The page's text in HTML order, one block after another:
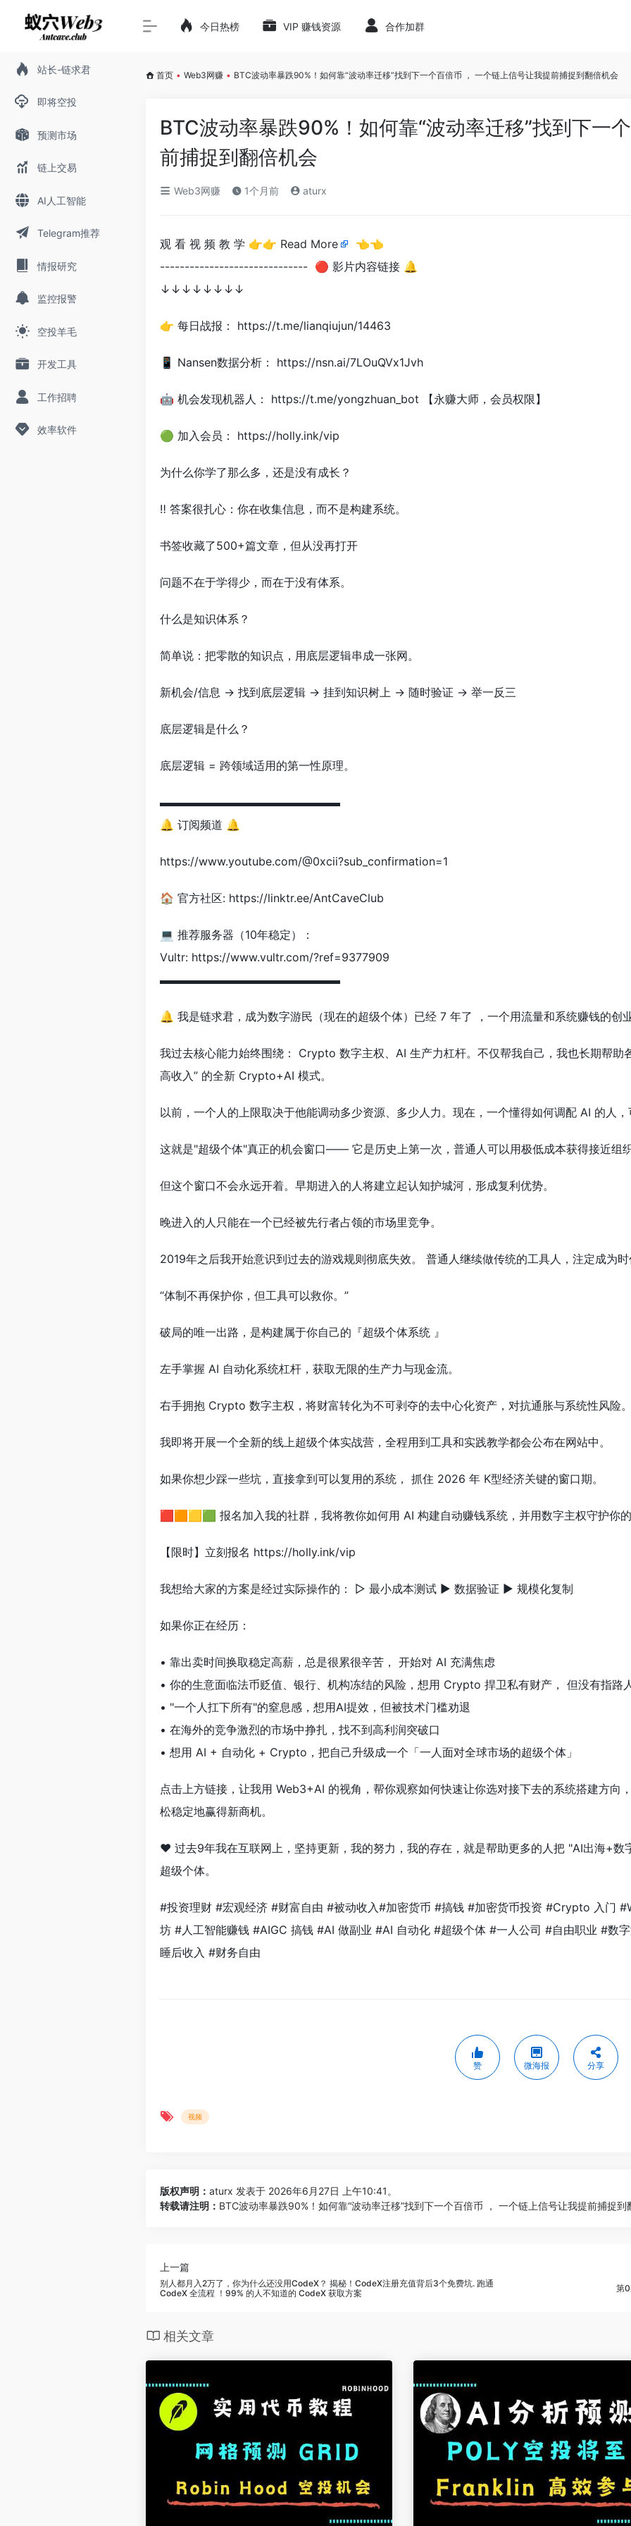
站长-链求君
即将空投
预测市场
链上交易
AI人工智能
Telegram推荐
情报研究
监控报警
空投羊毛
开发工具
工作招聘
效率软件
今日热榜 VIP 赚钱资源 合作加群
首页 • Web3网赚 • BTC波动率暴跌90%！如何靠“波动率迁移”找到下一个百倍币 ， 一个链上信号让我提前捕捉到翻倍机会
BTC波动率暴跌90%！如何靠“波动率迁移”找到下一
前捕捉到翻倍机会
Web3网赚 1个月前 aturx
观 看 视 频 教 学 👉👉 Read More
👈👈
------------------------------ 🔴 影片内容链接 🔔
↓↓↓↓↓↓↓↓
👉 每日战报： https://t.me/lianqiujun/14463
📱 Nansen数据分析： https://nsn.ai/7LOuQVx1Jvh
🤖 机会发现机器人： https://t.me/yongzhuan_bot 【永赚大师，会员权限】
🟢 加入会员： https://holly.ink/vip
为什么你学了那么多，还是没有成长？
‼️ 答案很扎心：​你在收集信息，而不是构建系统。
书签收藏了500+篇文章，但从没再打开
问题不在于学得少，而在于没有体系。
什么是知识体系？
简单说：​把零散的知识点，用底层逻辑串成一张网。
新机会/信息 → 找到底层逻辑 → 挂到知识树上 → 随时验证 → 举一反三
底层逻辑是什么？
底层逻辑 = 跨领域适用的第一性原理。
▬▬▬▬▬▬▬▬▬▬▬▬▬▬▬▬
🔔 订阅频道 🔔
https://www.youtube.com/@0xcii?sub_confirmation=1
🏠 官方社区: https://linktr.ee/AntCaveClub
💻 推荐服务器（10年稳定）：
Vultr: https://www.vultr.com/?ref=9377909
▬▬▬▬▬▬▬▬▬▬▬▬▬▬▬▬
🔔 我是链求君，成为数字游民（现在的超级个体）已经 7 年了 ，一个用流量和系统赚钱的创业
我过去核心能力始终围绕： Crypto 数字主权、AI 生产力杠杆。不仅帮我自己，我也长期帮助
高收入” 的全新 Crypto+AI 模式。
以前，一个人的上限取决于他能调动多少资源、多少人力。现在，一个懂得如何调配 AI 的人
这就是"超级个体"真正的机会窗口—— 它是历史上第一次，普通人可以用极低成本获得接近组织
但这个窗口不会永远开着。早期进入的人将建立起认知护城河，形成复利优势。
晚进入的人只能在一个已经被先行者占领的市场里竞争。
2019年之后我开始意识到过去的游戏规则彻底失效。 普通人继续做传统的工具人，注定成为时
“体制不再保护你，但工具可以救你。”
破局的唯一出路，是构建属于你自己的『超级个体系统 』
左手掌握 AI 自动化系统杠杆，获取无限的生产力与现金流。
右手拥抱 Crypto 数字主权，将财富转化为不可剥夺的去中心化资产，对抗通胀与系统性风险。
我即将开展一个全新的线上超级个体实战营，全程用到工具和实践教学都会公布在网站中。
如果你想少踩一些坑，直接拿到可以复用的系统， 抓住 2026 年 K型经济关键的窗口期。
🟥🟧🟨🟩 报名加入我的社群，我将教你如何用 AI 构建自动赚钱系统，并用数字主权守护你的
【限时】立刻报名 https://holly.ink/vip
我想给大家的方案是经过实际操作的： ▷ 最小成本测试 ▶ 数据验证 ▶ 规模化复制
如果你正在经历：
• 靠出卖时间换取稳定高薪，总是很累很辛苦， 开始对 AI 充满焦虑
• 你的生意面临法币贬值、银行、机构冻结的风险，想用 Crypto 捍卫私有财产， 但没有指路人
• "一个人扛下所有"的窒息感，想用AI提效，但被技术门槛劝退
• 在海外的竞争激烈的市场中挣扎，找不到高利润突破口
• 想用 AI + 自动化 + Crypto，把自己升级成一个「一人面对全球市场的超级个体」
点击上方链接，让我用 Web3+AI 的视角，帮你观察如何快速让你选对接下去的系统搭建方向
松稳定地赢得新商机。
❤️ 过去9年我在互联网上，坚持更新，我的努力，我的存在，就是帮助更多的人把 "AI出海+
超级个体。
#投资理财 #宏观经济 #财富自由 #被动收入#加密货币 #搞钱 #加密货币投资 #Crypto 入门
坊 #人工智能赚钱 #AIGC 搞钱 #AI 做副业 #AI 自动化 #超级个体 #一人公司 #自由职业 #数
睡后收入 #财务自由
赞 微海报 分享
视频
版权声明： aturx 发表于 2026年6月27日 上午10:41。
转载请注明： BTC波动率暴跌90%！如何靠“波动率迁移”找到下一个百倍币 ， 一个链上信号让我提前捕捉
上一篇
别人都月入2万了，你为什么还没用CodeX？ 揭秘！CodeX注册充值背后3个免费坑. 跑通
CodeX 全流程 ！99% 的人不知道的 CodeX 获取方案
第0
相关文章